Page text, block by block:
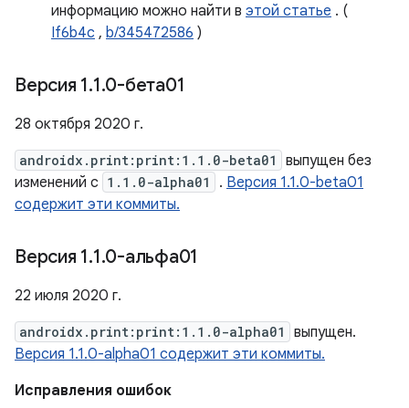
информацию можно найти в этой статье . (
If6b4c , b/345472586 )
Версия 1.1.0-бета01
28 октября 2020 г.
androidx.print:print:1.1.0-beta01
выпущен без
изменений с 1.1.0-alpha01 . Версия 1.1.0-beta01
содержит эти коммиты.
Версия 1.1.0-альфа01
22 июля 2020 г.
androidx.print:print:1.1.0-alpha01
выпущен.
Версия 1.1.0-alpha01 содержит эти коммиты.
Исправления ошибок